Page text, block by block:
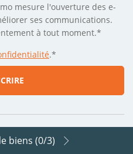
mesure l'ouverture des e-
ses communications.
à tout moment.*
.*
les réseaux
biens (0/3)